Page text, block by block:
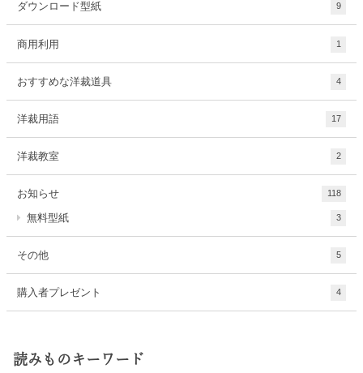
ダウンロード型紙 9
商用利用 1
おすすめな洋裁道具 4
洋裁用語 17
洋裁教室 2
お知らせ 118
無料型紙 3
その他 5
購入者プレゼント 4
読みものキーワード